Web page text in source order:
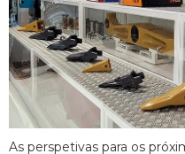
As perspetivas para os